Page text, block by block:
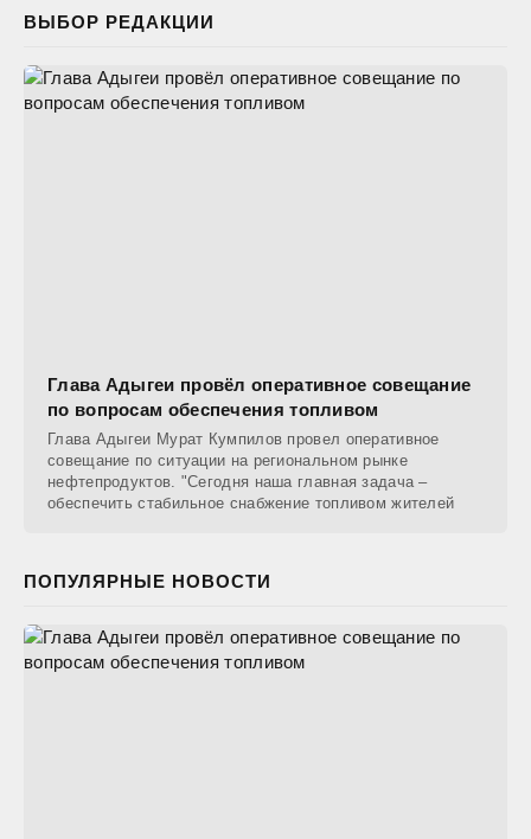
ВЫБОР РЕДАКЦИИ
Глава Адыгеи провёл оперативное совещание
по вопросам обеспечения топливом
Глава Адыгеи Мурат Кумпилов провел оперативное
совещание по ситуации на региональном рынке
нефтепродуктов. "Сегодня наша главная задача –
обеспечить стабильное снабжение топливом жителей
ПОПУЛЯРНЫЕ НОВОСТИ